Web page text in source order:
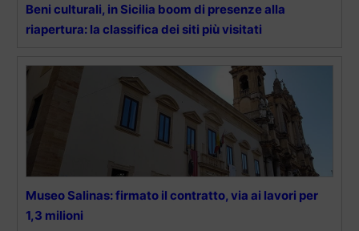
Beni culturali, in Sicilia boom di presenze alla
riapertura: la classifica dei siti più visitati
Museo Salinas: firmato il contratto, via ai lavori per
1,3 milioni